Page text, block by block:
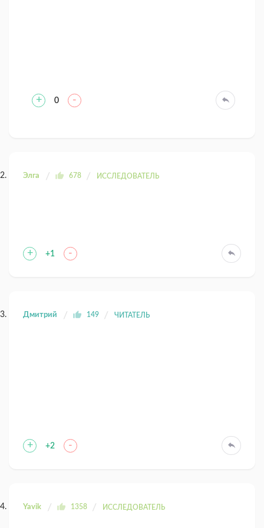
+ 0 -
Элга 678 ИССЛЕДОВАТЕЛЬ
+ +1 -
Дмитрий 149 ЧИТАТЕЛЬ
+ +2 -
Yavik 1358 ИССЛЕДОВАТЕЛЬ